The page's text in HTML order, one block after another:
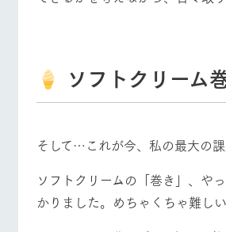
ソフトクリーム
そして…これが今、私の最大の課
ソフトクリームの「巻き」、や
かりました。めちゃくちゃ難しい